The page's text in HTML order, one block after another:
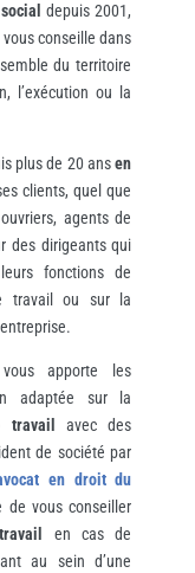
depuis 2001,
vous conseille dans
du territoire
l’exécution ou la
plus de 20 ansen
clients, quel que
agents de
des dirigeants qui
fonctions de
travail ou sur la
apporte les
adaptée sur la
travail
avec des
de société par
en droit du
de vous conseiller
en cas de
au sein d’une